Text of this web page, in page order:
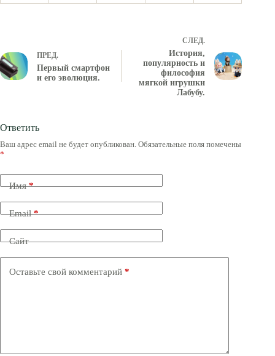
ПРЕД.
Первый смартфон
и его эволюция.
СЛЕД.
История,
популярность и
философия
мягкой игрушки
Лабубу.
Ответить
Ваш адрес email не будет опубликован. Обязательные поля помечены
*
Имя*
Email*
Сайт
Оставьте свой комментарий *